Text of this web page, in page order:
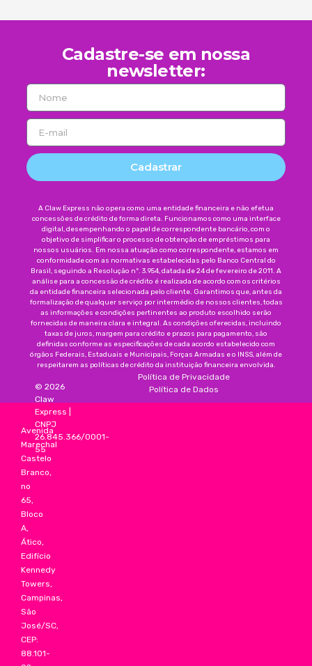
Cadastre-se em nossa
newsletter:
Cadastrar
A Claw Express não opera como uma entidade financeira e não efetua
concessões de crédito de forma direta. Funcionamos como uma interface
digital, desempenhando o papel de correspondente bancário, com o
objetivo de simplificar o processo de obtenção de empréstimos para
nossos usuários. Em nossa atuação como correspondente, estamos em
conformidade com as normativas estabelecidas pelo Banco Central do
Brasil, seguindo a Resolução nº. 3.954, datada de 24 de fevereiro de 2011. A
análise para a concessão de crédito é realizada de acordo com os critérios
da entidade financeira selecionada pelo cliente. Garantimos que, antes da
formalização de qualquer serviço por intermédio de nossos clientes, todas
as informações e condições pertinentes ao produto escolhido serão
fornecidas de maneira clara e integral. As condições oferecidas, incluindo
taxas de juros, margem para crédito e prazos para pagamento, são
definidas conforme as especificações de cada acordo estabelecido com
órgãos Federais, Estaduais e Municipais, Forças Armadas e o INSS, além de
respeitarem as políticas de crédito da instituição financeira envolvida.
Avenida
Marechal
Castelo
Branco,
no
65,
Bloco
A,
Ático,
Edifício
Kennedy
Towers,
Campinas,
São
José/SC,
CEP:
88.101-
© 2026
Claw
Express
CNPJ
26.845.366/0001-
55
Política de Privacidade
Política de Dados